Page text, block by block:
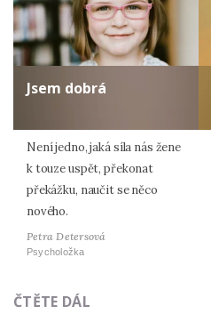
Jsem dobrá
Není jedno, jaká síla nás žene
k touze uspět, překonat
překážku, naučit se něco
nového.
Petra Detersová
Psycholožka
ČTĚTE DÁL